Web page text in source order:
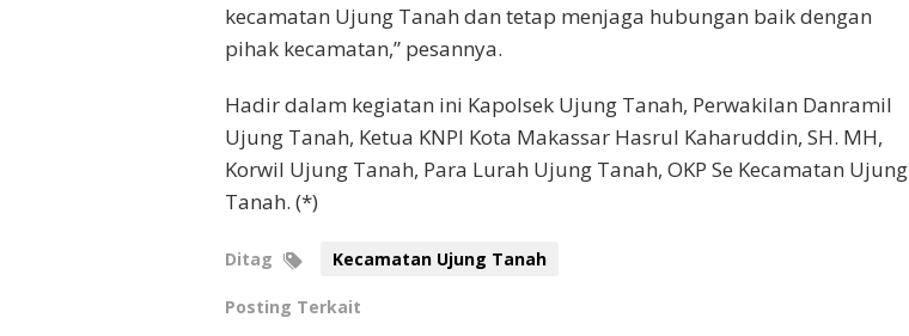
kecamatan Ujung Tanah dan tetap menjaga hubungan baik dengan
pihak kecamatan,” pesannya.
Hadir dalam kegiatan ini Kapolsek Ujung Tanah, Perwakilan Danramil
Ujung Tanah, Ketua KNPI Kota Makassar Hasrul Kaharuddin, SH. MH,
Korwil Ujung Tanah, Para Lurah Ujung Tanah, OKP Se Kecamatan Ujung
Tanah. (*)
Ditag Kecamatan Ujung Tanah
Posting Terkait